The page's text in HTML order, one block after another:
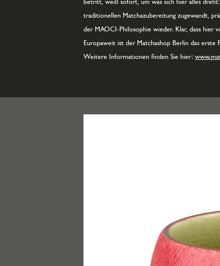
traditionellen Matchazubereitung zugewandt,
der MAOCI-Philosophie wieder. Klar, dass hier
Europaweit ist der Matchashop Berlin das erste
Weitere Informationen finden Sie hier: